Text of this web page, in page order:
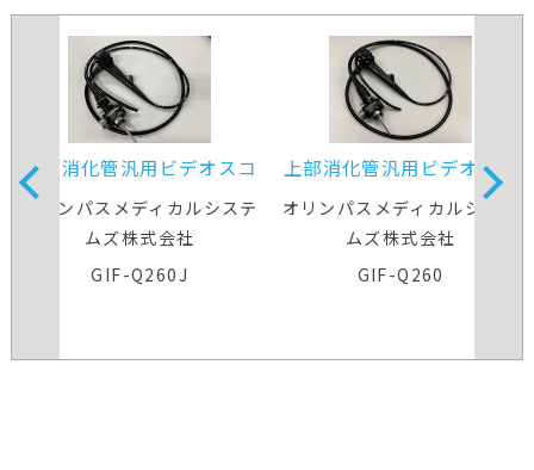
上部消化管汎用ビデオスコ
ープ
オリンパスメディカルシステ
ムズ株式会社
GIF-Q260J
上部消化管汎用ビデオスコ
ープ
オリンパスメディカルシステ
ムズ株式会社
GIF-Q260